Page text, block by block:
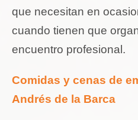
que necesitan en
cuando tienen que
encuentro profesional.
Comidas y cenas de
Andrés de la Barca